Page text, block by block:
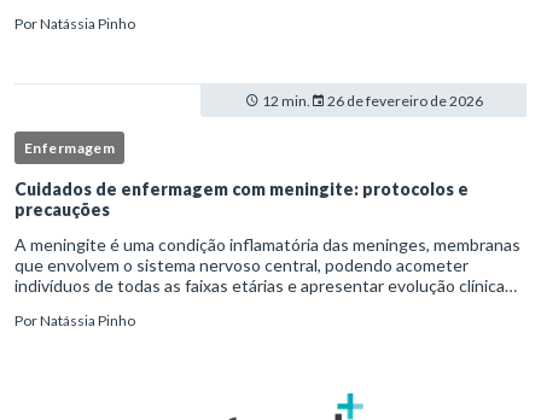
enfermag
PorNatássia Pinho
12 min. 26 de fevereiro de 2026
Enfermagem
Cuidados de enfermagem com meningite: protocolos e
precauções
A meningite é uma condição inflamatória das meninges, membranas
que envolvem o sistema nervoso central, podendo acometer
indivíduos de todas as faixas etárias e apresentar evolução clínica
PorNatássia Pinho